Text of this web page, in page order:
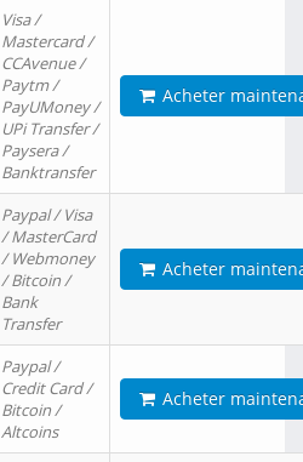
Visa /
Mastercard /
CCAvenue /
Paytm /
PayUMoney /
UPi Transfer /
Paysera /
Banktransfer
Acheter
Paypal / Visa
/ MasterCard
/ Webmoney
/ Bitcoin /
Bank
Transfer
Acheter
Paypal /
Credit Card /
Bitcoin /
Altcoins
Acheter